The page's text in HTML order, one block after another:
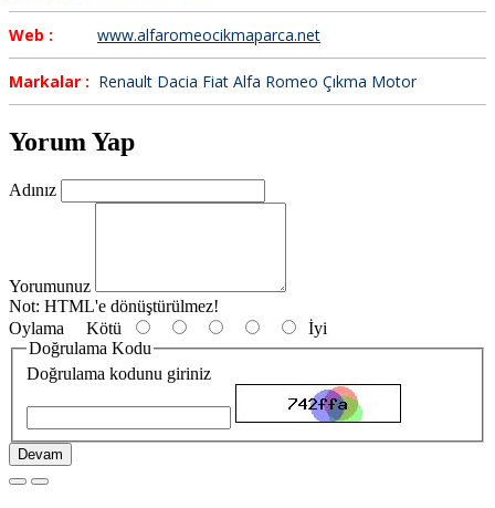
Web : www.alfaromeocikmaparca.net
Markalar : Renault Dacia Fiat Alfa Romeo Çıkma Motor
Yorum Yap
Adınız
Yorumunuz
Not: HTML'e dönüştürülmez!
Oylama Kötü
İyi
Doğrulama Kodu
Doğrulama kodunu giriniz
Devam